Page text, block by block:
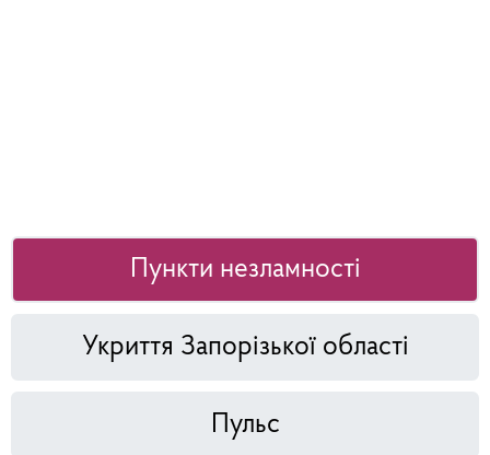
Пункти незламності
Укриття Запорізької області
Пульс